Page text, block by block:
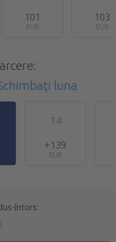
101
EUR
103
EUR
luna
14
+139
EUR
întors: